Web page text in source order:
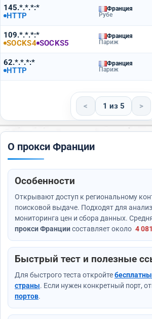
145.*.*.*:*
HTTP
Франция
Рубе
109.*.*.*:*
SOCKS4 SOCKS5
Франция
Париж
62.*.*.*:*
HTTP
Франция
Париж
< 1 из 5 >
О прокси Франции
Особенности
Открывают доступ к региональному
поисковой выдаче. Подходят для
мониторинга цен и сбора данных.
прокси Франциисоставляет около 4 081
Быстрый тест и полезные
Для быстрого теста откройте
страны. Если нужен конкретный порт,
портов.